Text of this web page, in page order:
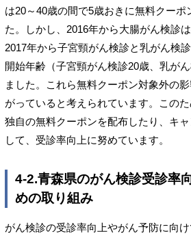
は20～40歳の間で5歳おきに無料クーポ
た。しかし、2016年から大腸がん検診
2017年から子宮頸がん検診と乳がん検
開始年齢（子宮頸がん検診20歳、乳が
ました。これら無料クーポン対象外の
がっていると考えられています。この
独自の無料クーポンを配布したり、キ
して、受診率向上に努めています。
4-2.青森県のがん検診受診率
めの取り組み
がん検診の受診率向上やがん予防に向